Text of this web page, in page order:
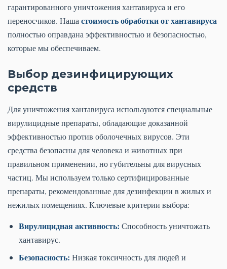
гарантированного уничтожения хантавируса и его
переносчиков. Наша стоимость обработки от хантавируса
полностью оправдана эффективностью и безопасностью,
которые мы обеспечиваем.
Выбор дезинфицирующих
средств
Для уничтожения хантавируса используются специальные
вирулицидные препараты, обладающие доказанной
эффективностью против оболочечных вирусов. Эти
средства безопасны для человека и животных при
правильном применении, но губительны для вирусных
частиц. Мы используем только сертифицированные
препараты, рекомендованные для дезинфекции в жилых и
нежилых помещениях. Ключевые критерии выбора:
Вирулицидная активность: Способность уничтожать
хантавирус.
Безопасность: Низкая токсичность для людей и